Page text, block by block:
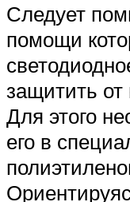
Следует
помощи
защитить от
Для этого
его в